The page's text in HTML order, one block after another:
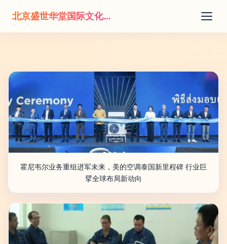
北京盛世华堂国际文化传播有限公司
霍尼韦尔业务重组进军未来，美的空调泰国新里程碑 行业巨
擘全球布局新动向